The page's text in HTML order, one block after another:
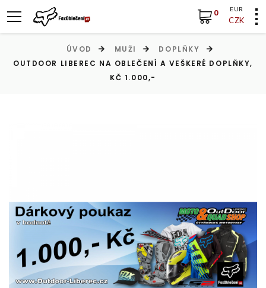
EUR
CZK
0
ÚVOD MUŽI
DOPLŇKY
OUTDOOR LIBEREC NA OBLEČENÍ A VEŠKERÉ DOPLŇKY,
KČ 1.000,-